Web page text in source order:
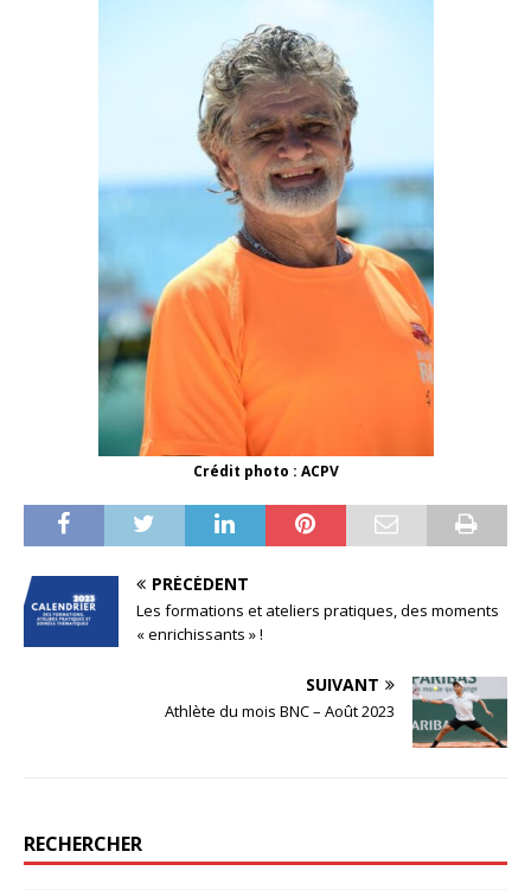
Crédit photo : ACPV
PRÉCÉDENT
Les formations et ateliers pratiques, des moments
« enrichissants » !
SUIVANT
Athlète du mois BNC – Août 2023
RECHERCHER